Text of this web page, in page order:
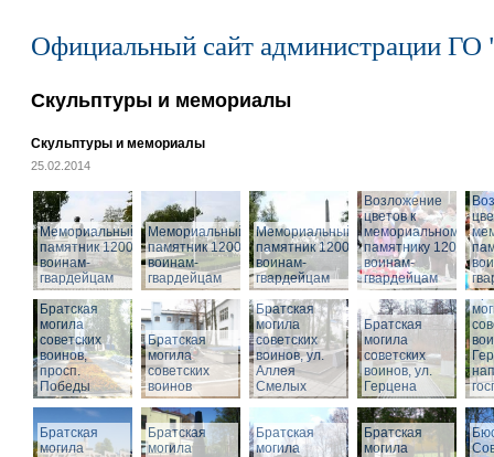
Официальный сайт администрации ГО
Скульптуры и мемориалы
Скульптуры и мемориалы
25.02.2014
Мемориальный
памятник 1200
воинам-
гвардейцам
Мемориальный
памятник 1200
воинам-
гвардейцам
Мемориальный
памятник 1200
воинам-
гвардейцам
Возложение
цветов к
мемориальному
памятнику 1200
воинам-
гвардейцам
Братская
могила
советских
воинов,
просп.
Победы
Братская
могила
советских
воинов
Братская
могила
советских
воинов, ул.
Аллея
Смелых
Братская
могила
советских
воинов, ул.
Герцена
Братская
могила
Братская
могила
Братская
могила
Братская
могила